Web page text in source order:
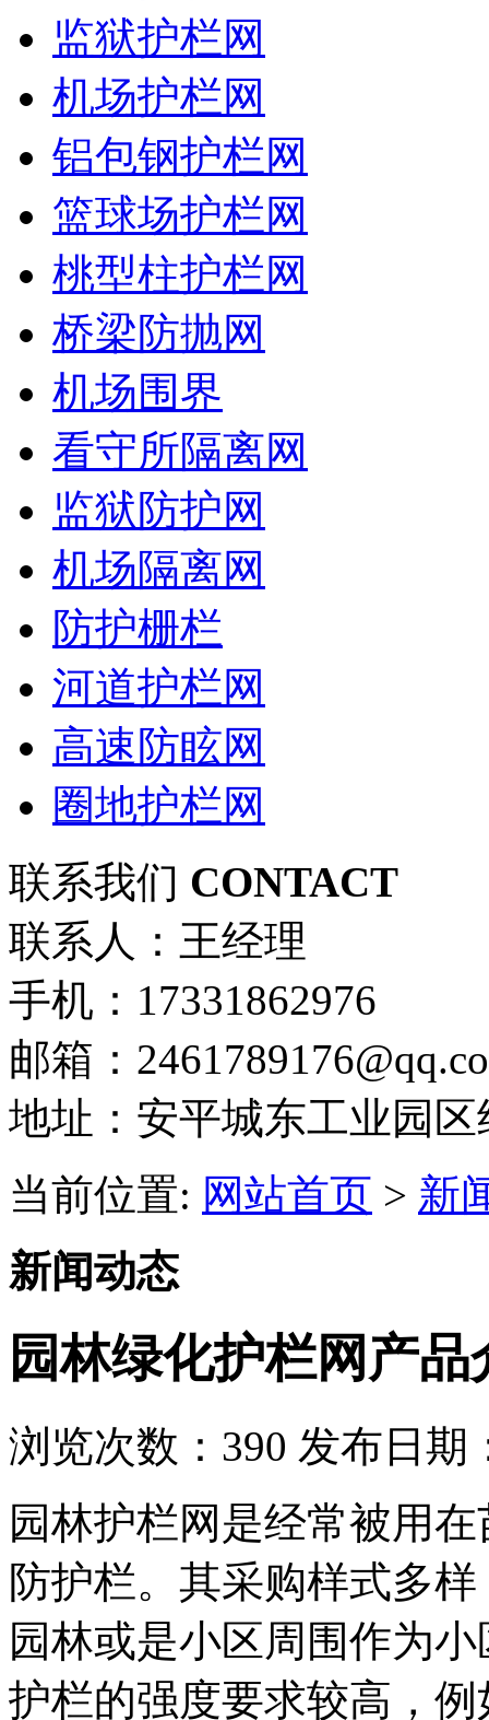
监狱护栏网
机场护栏网
铝包钢护栏网
篮球场护栏网
桃型柱护栏网
桥梁防抛网
机场围界
看守所隔离网
监狱防护网
机场隔离网
防护栅栏
河道护栏网
高速防眩网
圈地护栏网
联系我们 CONTACT
联系人：王经理
手机：17331862976
邮箱：
地址：安平城东工业园区
当前位置: 网站首页 > 新
新闻动态
园林绿化护栏网产品
浏览次数： 390 发布日期
园林护栏网是经常被用
防护栏。其采购样式多
园林或是小区周围作为
护栏的强度要求较高，